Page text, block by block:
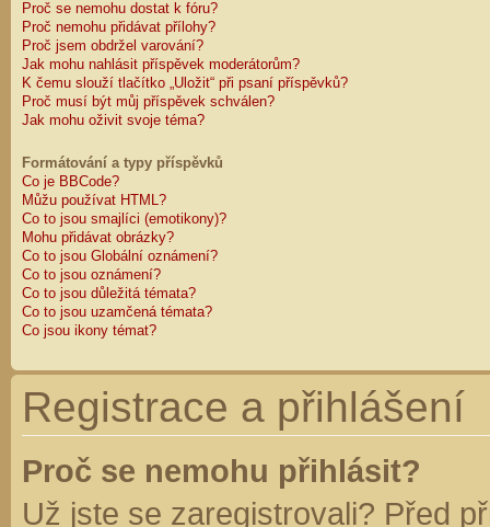
Proč se nemohu dostat k fóru?
Proč nemohu přidávat přílohy?
Proč jsem obdržel varování?
Jak mohu nahlásit příspěvek moderátorům?
K čemu slouží tlačítko „Uložit“ při psaní příspěvků?
Proč musí být můj příspěvek schválen?
Jak mohu oživit svoje téma?
Formátování a typy příspěvků
Co je BBCode?
Můžu používat HTML?
Co to jsou smajlíci (emotikony)?
Mohu přidávat obrázky?
Co to jsou Globální oznámení?
Co to jsou oznámení?
Co to jsou důležitá témata?
Co to jsou uzamčená témata?
Co jsou ikony témat?
Registrace a přihlášení
Proč se nemohu přihlásit?
Už jste se zaregistrovali? Před